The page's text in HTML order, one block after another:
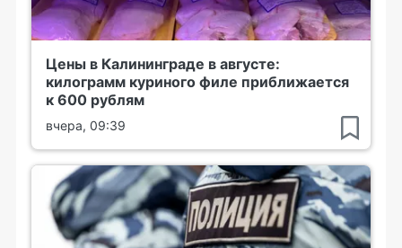
Цены в Калининграде в августе:
килограмм куриного филе приближается
к 600 рублям
вчера, 09:39